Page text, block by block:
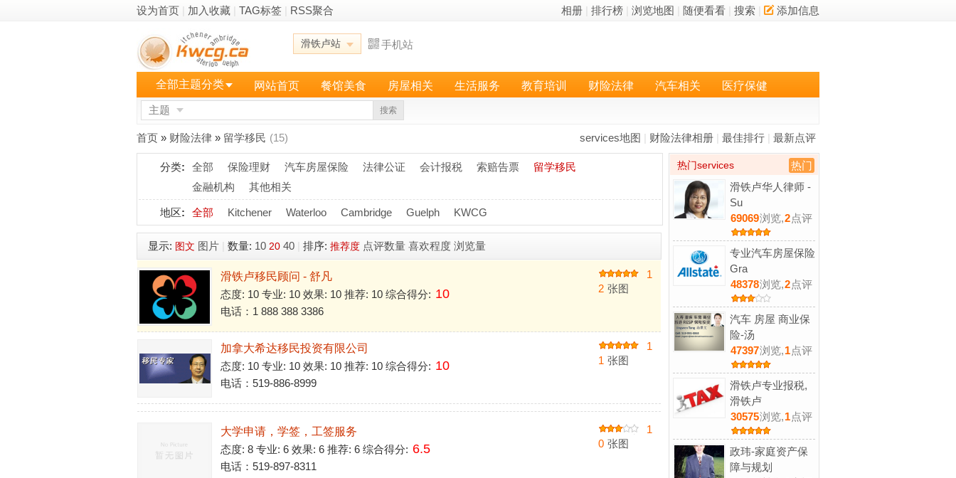
设为首页 加入收藏 TAG标签 RSS聚合 相册 排行榜 浏览地图 随便看看 搜索 添加信息
滑铁卢站 手机站
全部主题分类 网站首页 餐馆美食 房屋相关 生活服务 教育培训 财险法律 汽车相关 医疗保健
主题 搜索
services地图 财险法律相册 最佳排行 最新点评
首页 » 财险法律 » 留学移民 (15)
分类: 全部 保险理财 汽车房屋保险 法律公证 会计报税 索赔告票
留学移民
金融机构
其他相关
地区: 全部 Kitchener Waterloo Cambridge Guelph KWCG
显示: 图文 图片 数量: 10 20 40 排序: 推荐度 点评数量 喜欢程度 浏览量
滑铁卢移民顾问 - 舒凡
态度: 10 专业: 10 效果: 10 推荐: 10 综合得分: 10
电话：1 888 388 3386
1
2 张图
加拿大希达移民投资有限公司
态度: 10 专业: 10 效果: 10 推荐: 10 综合得分: 10
电话：519-886-8999
1
1 张图
大学申请，学签，工签服务
态度: 8 专业: 6 效果: 6 推荐: 6 综合得分: 6.5
电话：519-897-8311
1
0 张图
热门
热门services
滑铁卢华人律师 -
Su
69069浏览,2点评
专业汽车房屋保险
Gra
48378浏览,2点评
汽车 房屋 商业保
险-汤
47397浏览,1点评
滑铁卢专业报税,
滑铁卢
30575浏览,1点评
政玮-家庭资产保
障与规划